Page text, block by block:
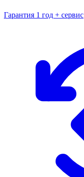
Гарантия 1 год + сервис